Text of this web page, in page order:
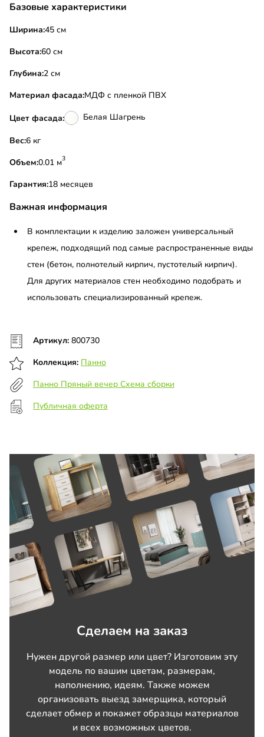
Базовые характеристики
Ширина:45 см
Высота:60 см
Глубина:2 см
Материал фасада:МДФ с пленкой ПВХ
Цвет фасада: Белая Шагрень
Вес:
6 кг
Объем:
0.01 м3
Гарантия:18 месяцев
Важная информация
В комплектации к изделию заложен универсальный
крепеж, подходящий под самые распространенные виды
стен (бетон, полнотелый кирпич, пустотелый кирпич).
Для других материалов стен необходимо подобрать и
использовать специализированный крепеж.
Артикул: 800730
Коллекция: Панно
Панно Пряный вечер Схема сборки
Публичная оферта
Сделаем на заказ
Нужен другой размер или цвет? Изготовим эту
модель по вашим цветам, размерам,
наполнению, идеям. Также можем
организовать выезд замерщика, который
сделает обмер и покажет образцы материалов
и всех возможных цветов.